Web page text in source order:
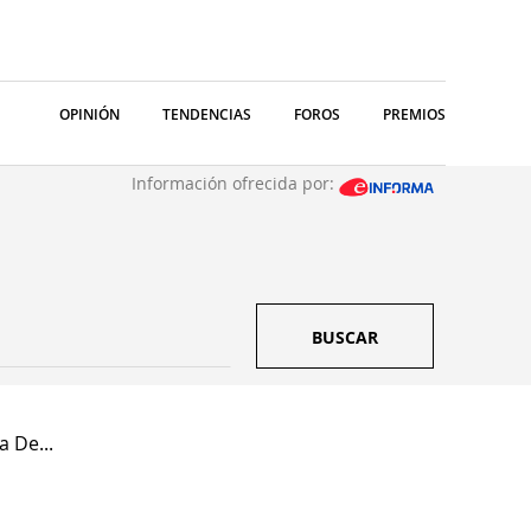
OPINIÓN TENDENCIAS FOROS PREMIOS
Información ofrecida por:
BUSCAR
De...